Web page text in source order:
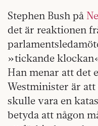
Stephen Bush på
det är reaktionen
»tickande
Han menar att det
Westminister är att
skulle vara en
betyda att någon